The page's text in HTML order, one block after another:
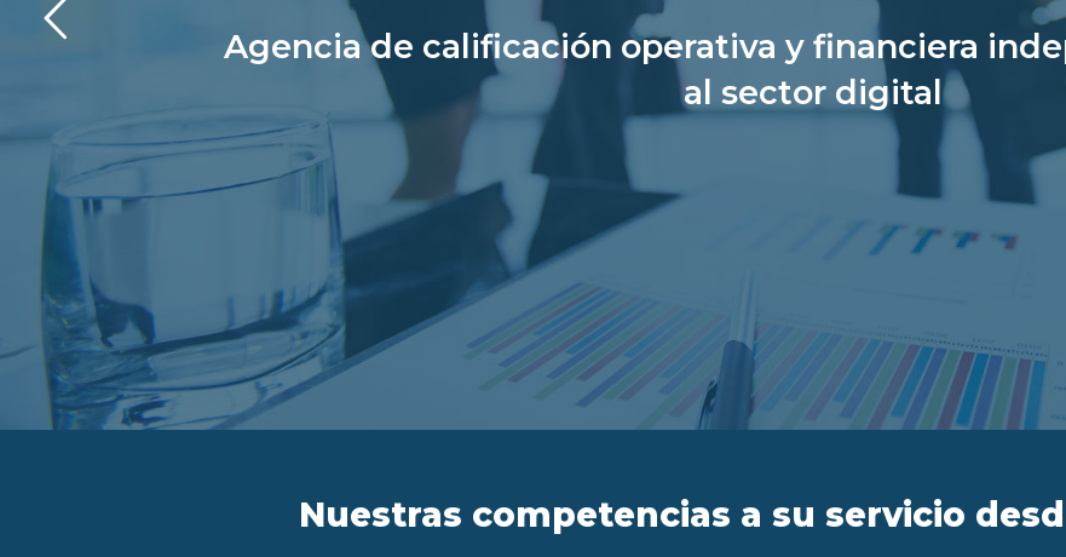
Agencia de calificación operativa y financiera
al sector digital
Nuestras competencias a su servicio